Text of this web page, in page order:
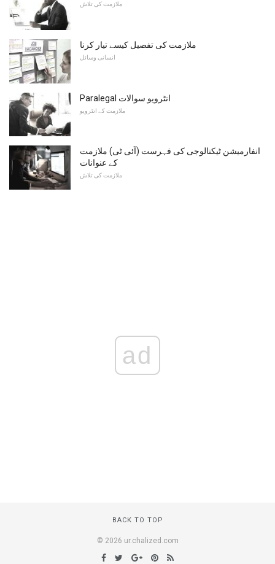
ملازمت کی تلاش
ملازمت کی تفصیل کیسے تیار کرنا
انسانی وسائل
Paralegal انٹرویو سوالات
ملازمت کے انٹرویو
انفارمیشن ٹیکنالوجی کی فہرست (آئی ٹی) ملازمت
کے عنوانات
ملازمت کی تلاش
ad
BACK TO TOP
© 2026 ur.chalized.com